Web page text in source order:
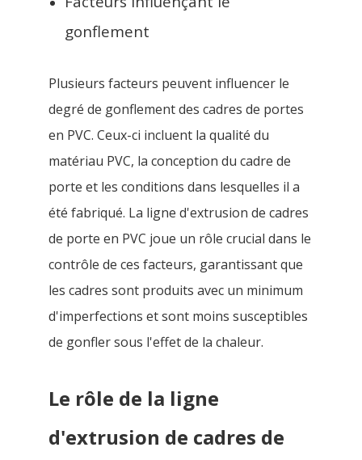
gonflement
Plusieurs facteurs peuvent influencer le
degré de gonflement des cadres de portes
en PVC. Ceux-ci incluent la qualité du
matériau PVC, la conception du cadre de
porte et les conditions dans lesquelles il a
été fabriqué. La ligne d'extrusion de cadres
de porte en PVC joue un rôle crucial dans le
contrôle de ces facteurs, garantissant que
les cadres sont produits avec un minimum
d'imperfections et sont moins susceptibles
de gonfler sous l'effet de la chaleur.
Le rôle de la ligne
d'extrusion de cadres de